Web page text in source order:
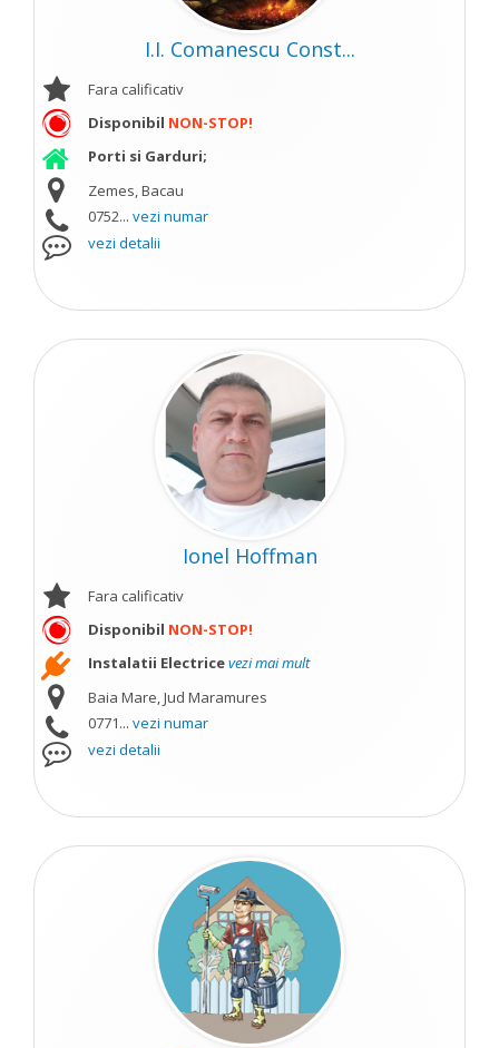
I.I. Comanescu Const...
Fara calificativ
Disponibil NON-STOP!
Porti si Garduri;
Zemes, Bacau
0752... vezi numar
vezi detalii
Ionel Hoffman
Fara calificativ
Disponibil NON-STOP!
Instalatii Electricevezi mai mult
Baia Mare, Jud Maramures
0771... vezi numar
vezi detalii